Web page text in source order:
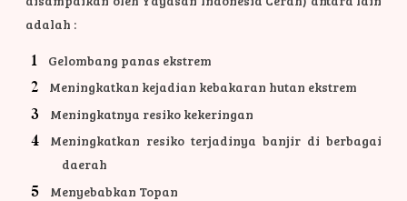
adalah :
Gelombang panas ekstrem
Meningkatkan kejadian kebakaran hutan ekstrem
Meningkatnya resiko kekeringan
Meningkatkan resiko terjadinya banjir di berbagai
daerah
Menyebabkan Topan